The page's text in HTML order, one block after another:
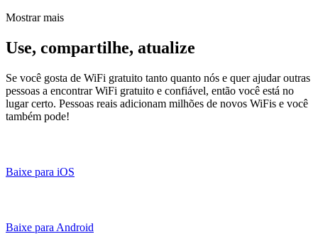
Mostrar mais
Use, compartilhe, atualize
Se você gosta de WiFi gratuito tanto quanto nós e quer ajudar outras
pessoas a encontrar WiFi gratuito e confiável, então você está no
lugar certo. Pessoas reais adicionam milhões de novos WiFis e você
também pode!
Baixe para iOS
Baixe para Android